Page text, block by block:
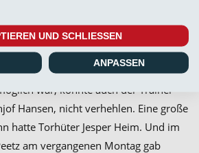
eher als Punktgewinn
die SV D/A durchaus als Mitfavorit
in der Schlussphase sogar ein
war, konnte auch der Trainer
Hansen, nicht verhehlen. Eine große
hatte Torhüter Jesper Heim. Und im
am vergangenen Montag gab
UND SCHLIESSEN
ANPASSEN